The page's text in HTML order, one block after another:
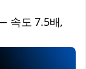
속도 7.5배,